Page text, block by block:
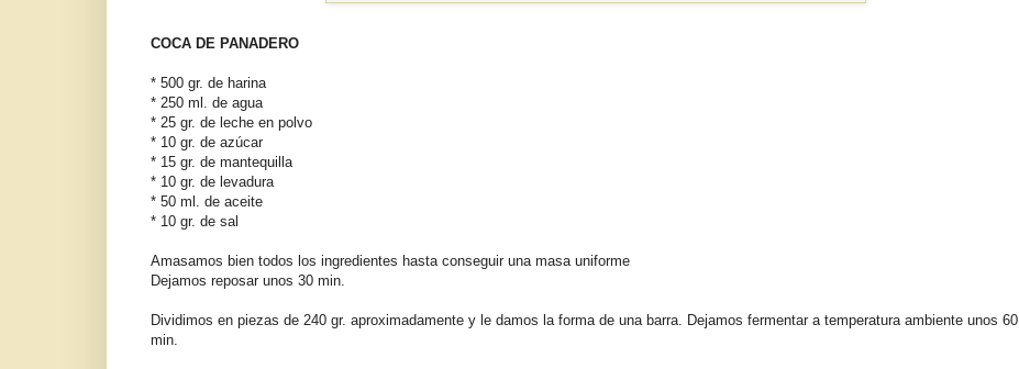
COCA DE PANADERO
* 500 gr. de harina
* 250 ml. de agua
* 25 gr. de leche en polvo
* 10 gr. de azúcar
* 15 gr. de mantequilla
* 10 gr. de levadura
* 50 ml. de aceite
* 10 gr. de sal
Amasamos bien todos los ingredientes hasta conseguir una masa uniforme
Dejamos reposar unos 30 min.
Dividimos en piezas de 240 gr. aproximadamente y le damos la forma de una barra. Dejamos fermentar a temperatura ambiente unos 60
min.